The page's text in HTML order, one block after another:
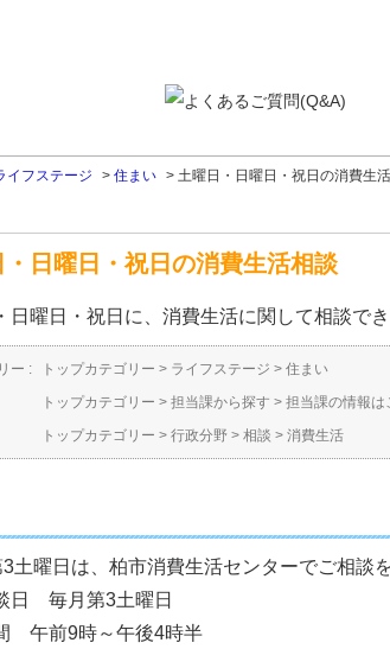
イフステージ > 住まい > 土曜日・日曜日・祝日の消費生
・日曜日・祝日の消費生活相談
日曜日・祝日に、消費生活に関して相談で
ー : トップカテゴリー > ライフステージ > 住まい
トップカテゴリー > 担当課から探す > 担当課の情報は
トップカテゴリー > 行政分野 > 相談 > 消費生活
土曜日は、柏市消費生活センターでご相談
日 毎月第3土曜日
午前9時～午後4時半